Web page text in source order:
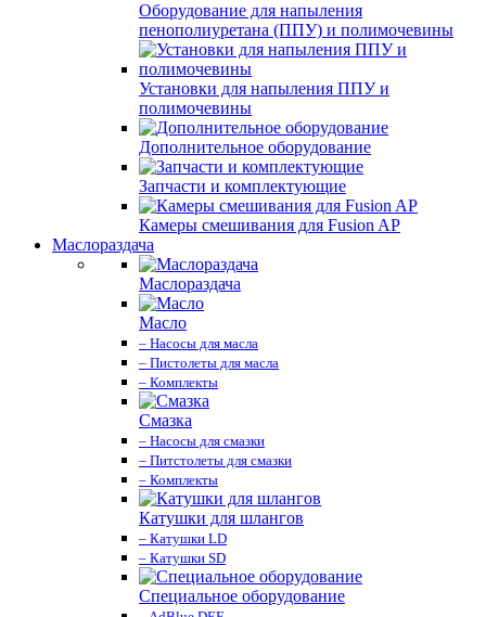
Оборудование для напыления
пенополиуретана (ППУ) и полимочевины
Установки для напыления ППУ и
полимочевины
Дополнительное оборудование
Запчасти и комплектующие
Камеры смешивания для Fusion AP
Маслораздача
Маслораздача
Масло
– Насосы для масла
– Пистолеты для масла
– Комплекты
Смазка
– Насосы для смазки
– Питстолеты для смазки
– Комплекты
Катушки для шлангов
– Катушки LD
– Катушки SD
Специальное оборудование